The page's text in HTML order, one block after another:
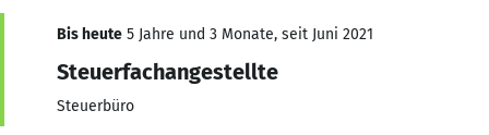
Bis heute 5 Jahre und 3 Monate, seit Juni 2021
Steuerfachangestellte
Steuerbüro